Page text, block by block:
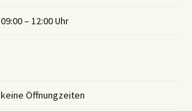
09:00 – 12:00 Uhr
keine Öffnungzeiten